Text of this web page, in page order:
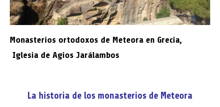
Monasterios ortodoxos de Meteora en Grecia,
Iglesia de Agios Jarálambos
La historia de los monasterios de Meteora